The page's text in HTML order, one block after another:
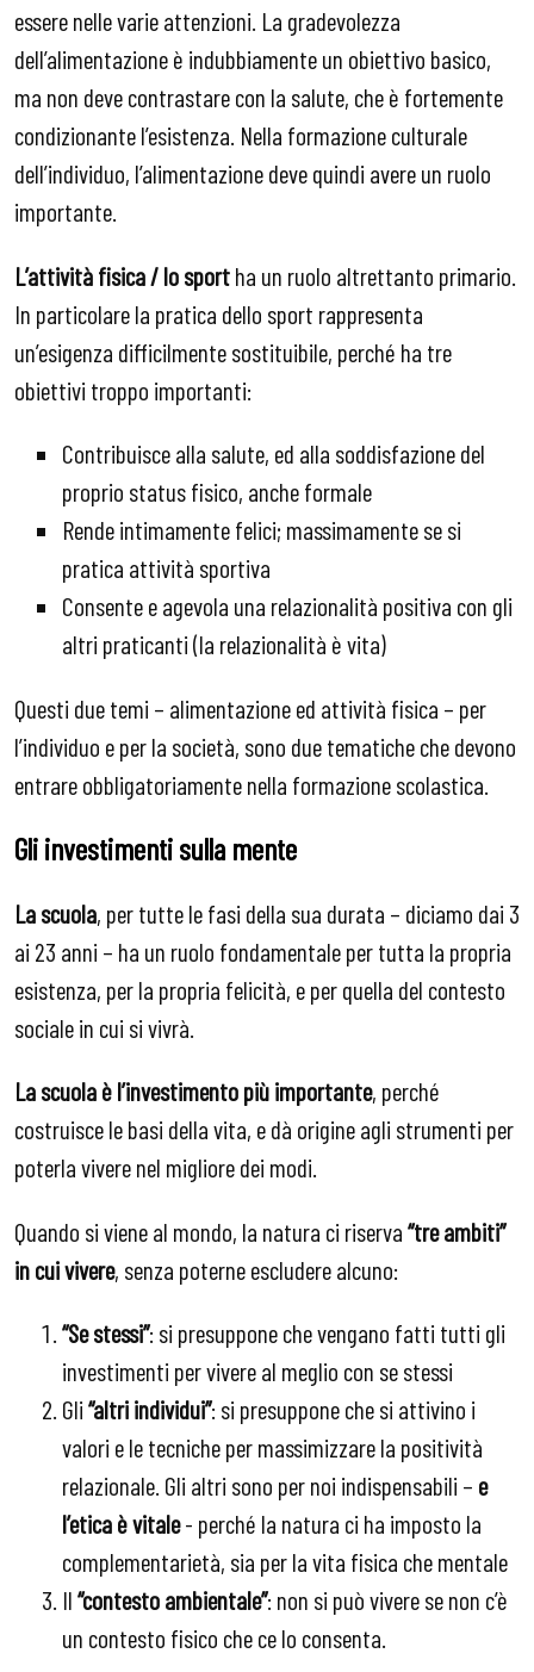
essere nelle varie attenzioni. La gradevolezza
dell’alimentazione è indubbiamente un obiettivo basico,
ma non deve contrastare con la salute, che è fortemente
condizionante l’esistenza. Nella formazione culturale
dell’individuo, l’alimentazione deve quindi avere un ruolo
importante.
L’attività fisica / lo sportha un ruolo altrettanto primario.
In particolare la pratica dello sport rappresenta
un’esigenza difficilmente sostituibile, perché ha tre
obiettivi troppo importanti:
Contribuisce alla salute, ed alla soddisfazione del
proprio status fisico, anche formale
Rende intimamente felici; massimamente se si
pratica attività sportiva
Consente e agevola una relazionalità positiva con gli
altri praticanti (la relazionalità è vita)
Questi due temi – alimentazione ed attività fisica – per
l’individuo e per la società, sono due tematiche che devono
entrare obbligatoriamente nella formazione scolastica.
Gli investimenti sulla mente
La scuola, per tutte le fasi della sua durata – diciamo dai 3
ai 23 anni – ha un ruolo fondamentale per tutta la propria
esistenza, per la propria felicità, e per quella del contesto
sociale in cui si vivrà.
La scuola è l’investimento più importante, perché
costruisce le basi della vita, e dà origine agli strumenti per
poterla vivere nel migliore dei modi.
Quando si viene al mondo, la natura ci riserva“tre ambiti”
in cui vivere, senza poterne escludere alcuno:
“Se stessi”: si presuppone che vengano fatti tutti gli
investimenti per vivere al meglio con se stessi
Gli“altri individui”: si presuppone che si attivino i
valori e le tecniche per massimizzare la positività
relazionale. Gli altri sono per noi indispensabili – e
l’etica è vitale- perché la natura ci ha imposto la
complementarietà, sia per la vita fisica che mentale
Il“contesto ambientale”: non si può vivere se non c’è
un contesto fisico che ce lo consenta.